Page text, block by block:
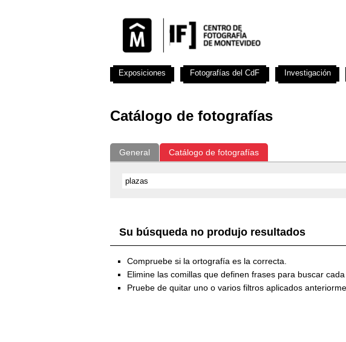
Catálogo de fotografías
General Catálogo de fotografías
Su búsqueda no produjo resultados
Compruebe si la ortografía es la correcta.
Elimine las comillas que definen frases para buscar
Pruebe de quitar uno o varios filtros aplicados
Exposiciones Fotografías del CdF Investigación